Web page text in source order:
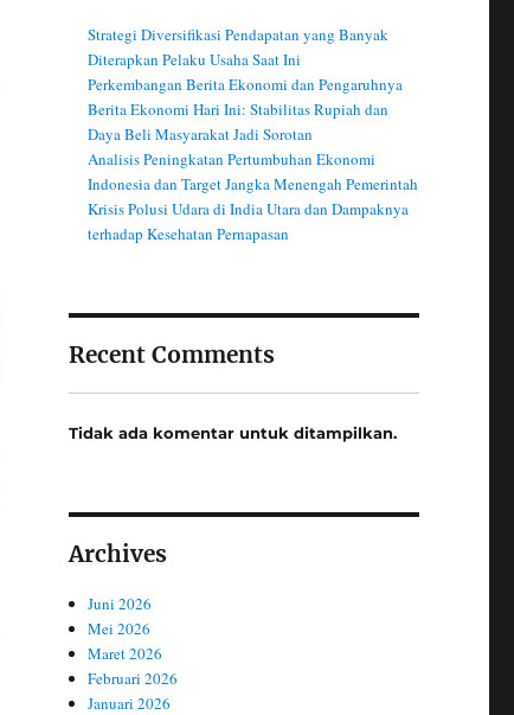
Strategi Diversifikasi Pendapatan yang Banyak
Diterapkan Pelaku Usaha Saat Ini
Perkembangan Berita Ekonomi dan Pengaruhnya
Berita Ekonomi Hari Ini: Stabilitas Rupiah dan
Daya Beli Masyarakat Jadi Sorotan
Analisis Peningkatan Pertumbuhan Ekonomi
Indonesia dan Target Jangka Menengah Pemerintah
Krisis Polusi Udara di India Utara dan Dampaknya
terhadap Kesehatan Pernapasan
Recent Comments
Tidak ada komentar untuk ditampilkan.
Archives
Juni 2026
Mei 2026
Maret 2026
Februari 2026
Januari 2026